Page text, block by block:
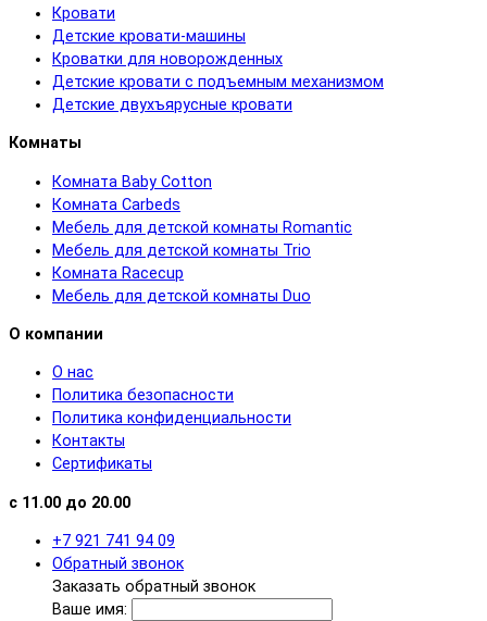
Кровати
Детские кровати-машины
Кроватки для новорожденных
Детские кровати с подъемным механизмом
Детские двухъярусные кровати
Комнаты
Комната Baby Cotton
Комната Carbeds
Мебель для детской комнаты Romantic
Мебель для детской комнаты Trio
Комната Racecup
Мебель для детской комнаты Duo
О компании
О нас
Политика безопасности
Политика конфиденциальности
Контакты
Сертификаты
с 11.00 до 20.00
+7 921 741 94 09
Обратный звонок
Заказать обратный звонок
Ваше имя: